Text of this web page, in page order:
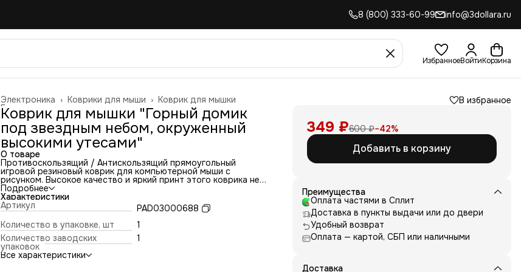
8 (800) 333-60-99 info@3dollara.ru
ИзбранноеВойтиКорзина
Коврик для мышки
Коврики для мыши ›
Электроника ›
Главная
Коврик для мышки "Горный домик
под звездным небом, окруженный
высокими утесами"
О товаре
Противоскользящий / Антискользящий прямоугольный
игровой резиновый коврик для компьютерной мыши с
рисунком. Высокое качество и яркий принт этого коврика не
оставит никого равнодушным. Повышенная износостойкость
и лучшее соотношение цена/качество. Коврик подходит для
всех типов мышей: оптических и лазерных с любой
чувствительностью и любым типом сенсора. Гладкая
тканевая поверхность обеспечивает полный контроль над
движениями компьютерной мышки. Нескользящее основание
из чёрной вспененной резины. Не очень большой и не очень
маленький, идеального размера коврик, надёжно
фиксируется на любой поверхности. Не скользит по столу и
Подробнее
Характеристики
Артикул
PAD03000688
Количество в упаковке, шт
1
Количество заводских
упаковок
1
Все характеристики
В избранное
349 ₽600 ₽−42%
Добавить в корзину
Преимущества
Оплата частями в Сплит
Доставка в пункты выдачи или до двери
Удобный возврат
Оплата — картой, СБП или наличными
Доставка